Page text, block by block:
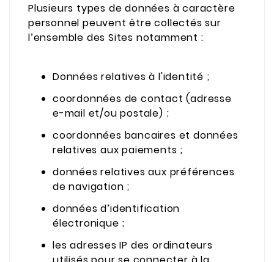
Plusieurs types de données à caractère
personnel peuvent être collectés sur
l’ensemble des Sites notamment :
Données relatives à l'identité ;
coordonnées de contact (adresse
e-mail et/ou postale) ;
coordonnées bancaires et données
relatives aux paiements ;
données relatives aux préférences
de navigation ;
données d’identification
électronique ;
les adresses IP des ordinateurs